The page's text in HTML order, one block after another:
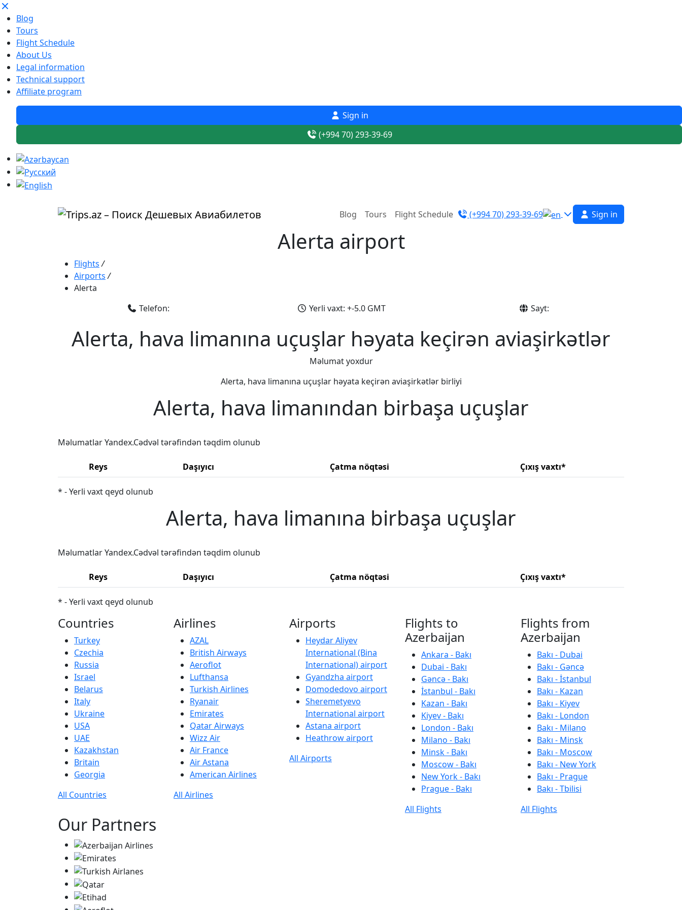
Blog
Tours
Flight Schedule
About Us
Legal information
Technical support
Affiliate program
Sign in
(+994 70) 293-39-69
Blog Tours Flight Schedule (+994 70) 293-39-69 Sign in
Alerta airport
Flights /
Airports /
Alerta
Telefon:
Yerli vaxt: +-5.0 GMT Sayt:
Alerta, hava limanına uçuşlar həyata keçirən aviaşirkətlər
Məlumat yoxdur
Alerta, hava limanına uçuşlar həyata keçirən aviaşirkətlər birliyi
Alerta, hava limanından birbaşa uçuşlar
Məlumatlar Yandex.Cədvəl tərəfindən təqdim olunub
Reys Daşıyıcı Çatma nöqtəsi Çıxış vaxtı*
* - Yerli vaxt qeyd olunub
Alerta, hava limanına birbaşa uçuşlar
Məlumatlar Yandex.Cədvəl tərəfindən təqdim olunub
Reys Daşıyıcı Çatma nöqtəsi Çıxış vaxtı*
* - Yerli vaxt qeyd olunub
Countries
Turkey
Czechia
Russia
Israel
Belarus
Italy
Ukraine
USA
UAE
Kazakhstan
Britain
Georgia
All Countries
Airlines
AZAL
British Airways
Aeroflot
Lufthansa
Turkish Airlines
Ryanair
Emirates
Qatar Airways
Wizz Air
Air France
Air Astana
American Airlines
All Airlines
Airports
Heydar Aliyev
International (Bina
International) airport
Gyandzha airport
Domodedovo airport
Sheremetyevo
International airport
Astana airport
Heathrow airport
All Airports
Flights to
Azerbaijan
Ankara - Bakı
Dubai - Bakı
Gəncə - Bakı
İstanbul - Bakı
Kazan - Bakı
Kiyev - Bakı
London - Bakı
Milano - Bakı
Minsk - Bakı
Moscow - Bakı
New York - Bakı
Prague - Bakı
All Flights
Flights from
Azerbaijan
Bakı - Dubai
Bakı - Gəncə
Bakı - İstanbul
Bakı - Kazan
Bakı - Kiyev
Bakı - London
Bakı - Milano
Bakı - Minsk
Bakı - Moscow
Bakı - New York
Bakı - Prague
Bakı - Tbilisi
All Flights
Our Partners